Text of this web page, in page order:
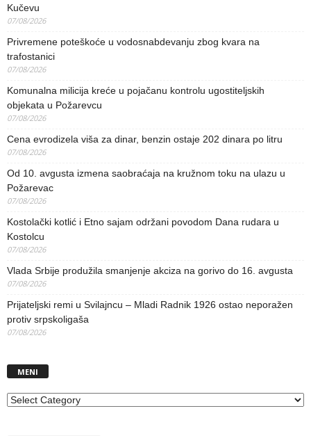
Kučevu
07/08/2026
Privremene poteškoće u vodosnabdevanju zbog kvara na
trafostanici
07/08/2026
Komunalna milicija kreće u pojačanu kontrolu ugostiteljskih
objekata u Požarevcu
07/08/2026
Cena evrodizela viša za dinar, benzin ostaje 202 dinara po litru
07/08/2026
Od 10. avgusta izmena saobraćaja na kružnom toku na ulazu u
Požarevac
07/08/2026
Kostolački kotlić i Etno sajam održani povodom Dana rudara u
Kostolcu
07/08/2026
Vlada Srbije produžila smanjenje akciza na gorivo do 16. avgusta
07/08/2026
Prijateljski remi u Svilajncu – Mladi Radnik 1926 ostao neporažen
protiv srpskoligaša
07/08/2026
MENI
MENI